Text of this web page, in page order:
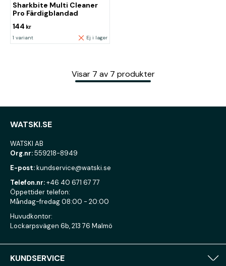
Sharkbite Multi Cleaner
Pro Färdigblandad
144 kr
1 variant Ej i lager
Visar 7 av 7 produkter
WATSKI.SE
WATSKI AB
Org.nr:559218-8949
E-post:kundservice@watski.se
Telefon.nr:+46 40 671 67 77
Öppettider telefon:
Måndag-fredag 08:00 - 20:00
Huvudkontor:
Lockarpsvägen 6b, 213 76 Malmö
KUNDSERVICE